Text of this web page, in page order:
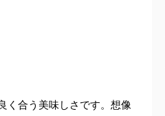
く合う美味しさです。想像